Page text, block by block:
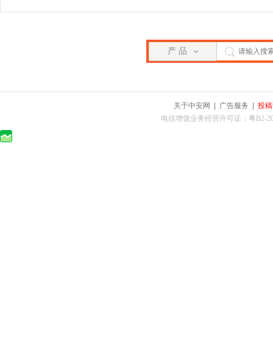
产 品
关于中安网 广告服务
投
电信增值业务经营许可证：粤